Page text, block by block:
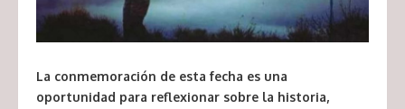
La conmemoración de esta fecha es una
oportunidad para reflexionar sobre la historia,